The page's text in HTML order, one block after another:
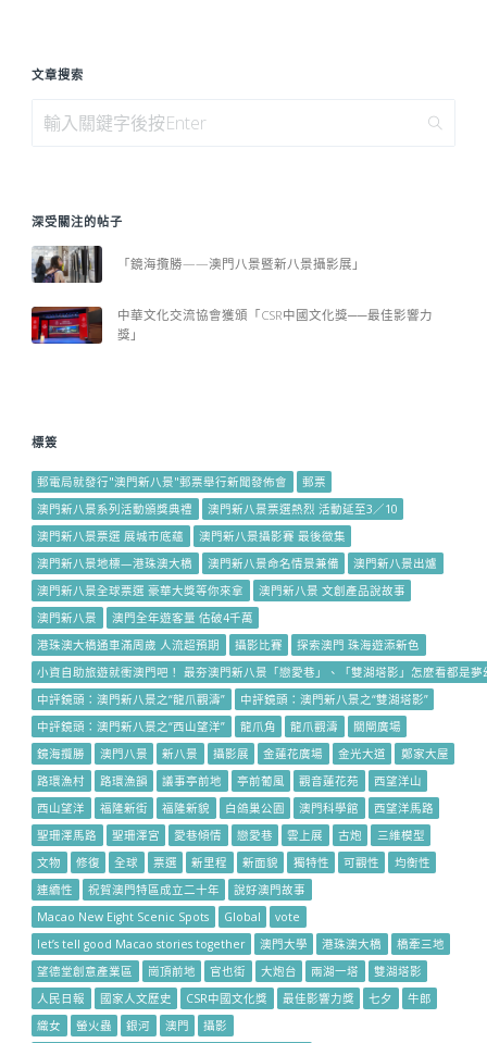
文章搜索
深受關注的帖子
「鏡海攬勝——澳門八景暨新八景攝影展」
中華文化交流協會獲頒「CSR中國文化獎──最佳影響力
獎」
標簽
郵電局就發行"澳門新八景"郵票舉行新聞發佈會
郵票
澳門新八景系列活動頒獎典禮
澳門新八景票選熱烈 活動延至3／10
澳門新八景票選 展城市底蘊
澳門新八景攝影賽 最後徵集
澳門新八景地標—港珠澳大橋
澳門新八景命名情景兼備
澳門新八景出爐
澳門新八景全球票選 豪華大獎等你來拿
澳門新八景 文創產品說故事
澳門新八景
澳門全年遊客量 估破4千萬
港珠澳大橋通車滿周歲 人流超預期
攝影比賽
探索澳門 珠海遊添新色
小資自助旅遊就衝澳門吧！ 最夯澳門新八景「戀愛巷」、「雙湖塔影」怎麼看都是夢
中評鏡頭：澳門新八景之“龍爪觀濤”
中評鏡頭：澳門新八景之“雙湖塔影”
中評鏡頭：澳門新八景之“西山望洋”
龍爪角 龍爪觀濤
關閘廣場
鏡海攬勝
澳門八景 新八景 攝影展 金蓮花廣場 金光大道
鄭家大屋
路環漁村
路環漁韻 議事亭前地 亭前葡風 觀音蓮花苑
西望洋山
西山望洋
福隆新街 福隆新貌 白鴿巢公園 澳門科學館
西望洋馬路
聖珊澤馬路
聖珊澤宮 愛巷傾情 戀愛巷 雲上展 古炮
三維模型
文物
修復 全球 票選 新里程 新面貌 獨特性 可觀性
均衡性
連續性
祝賀澳門特區成立二十年
說好澳門故事
Macao New Eight Scenic Spots
Global
vote
let’s tell good Macao stories together
澳門大學 港珠澳大橋
橋牽三地
望德堂創意產業區
崗頂前地 官也街 大炮台 兩湖一塔
雙湖塔影
人民日報
國家人文歷史 CSR中國文化獎 最佳影響力獎 七夕
牛郎
織女
螢火蟲 銀河 澳門
攝影